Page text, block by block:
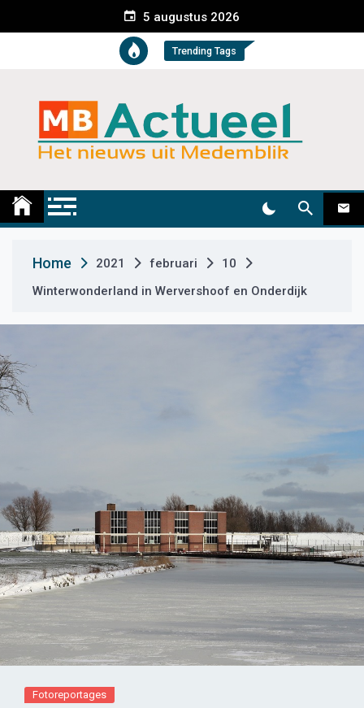
e
t
5 augustus 2026
Trending Tags
Medemblik Actueel
Home 2021 februari
10
Winterwonderland in Wervershoof en Onderdijk
Fotoreportages